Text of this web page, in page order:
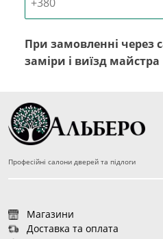
При замовленні через
заміри і виїзд майстра
Професійні салони дверей та підлоги
Магазини
Доставка та оплата